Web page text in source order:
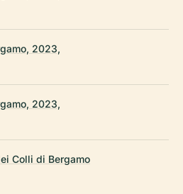
2023,
2023,
Colli di Bergamo